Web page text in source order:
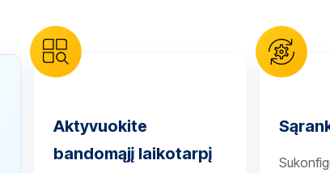
Aktyvuokite
bandomąjį laikotarpį